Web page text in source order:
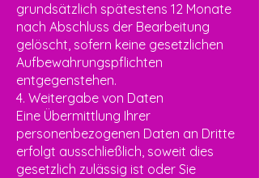
grundsätzlich spätestens 12 Monate
nach Abschluss der Bearbeitung
gelöscht, sofern keine gesetzlichen
Aufbewahrungspflichten
entgegenstehen.
4. Weitergabe von Daten
Eine Übermittlung Ihrer
personenbezogenen Daten an Dritte
erfolgt ausschließlich, soweit dies
gesetzlich zulässig ist oder Sie